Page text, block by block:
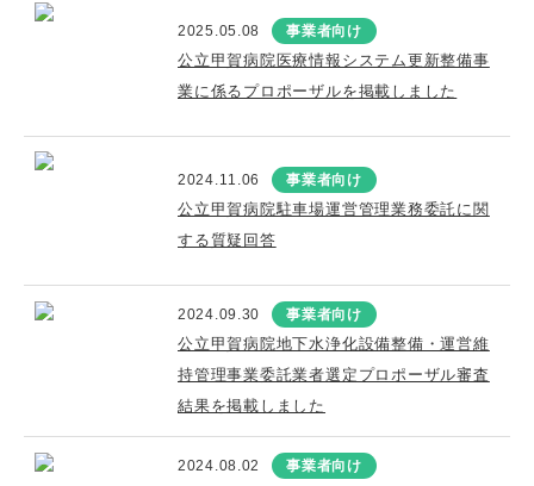
2025.05.08 事業者向け
公立甲賀病院医療情報システム更新整備事
業に係るプロポーザルを掲載しました
2024.11.06 事業者向け
公立甲賀病院駐車場運営管理業務委託に関
する質疑回答
2024.09.30 事業者向け
公立甲賀病院地下水浄化設備整備・運営維
持管理事業委託業者選定プロポーザル審査
結果を掲載しました
2024.08.02 事業者向け